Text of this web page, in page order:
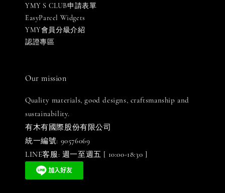
YMY S CLUB申請表單
EasyParcel Widgets
YMY會員分級介紹
認證專區
Our mission
Quality materials, good designs, craftsmanship and
sustainability.
有木有國際股份有限公司
統一編號: 90576069
LINE客服: 週一至週五 [ 10:00-18:30 ]